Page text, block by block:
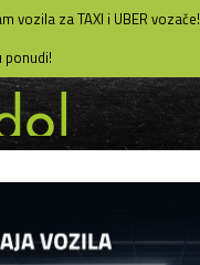
vozila za TAXI i UBER vozače!
ponudi!